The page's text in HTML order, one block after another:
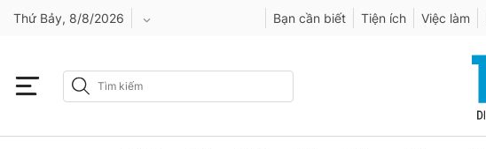
Thứ Bảy, 8/8/2026 Bạn cần biết Tiện ích Việc làm